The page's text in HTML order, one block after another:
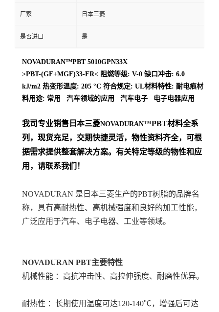
厂家 日本三菱
是否进口 是
NOVADURAN™PBT 5010GPN33X
>PBT-(GF+MGF)33-FR< 阻燃等级: V-0 缺口冲击: 6.0
kJ/m2 热变形温度: 205 °C 符合规定: UL材料特性: 耐电痕材
料用途: 常用 汽车领域的应用 汽车电子 电子电器应用
我司专业销售日本三菱NOVADURAN™PBT材料全系
列 ，现货充足，交期快捷灵活，物性资料齐全，可根
据需求提供整套解决方案。 有关特定等级的物性和应
用，请联系我们！
NOVADURAN 是日本三菱生产的PBT树脂的品牌名
称，具有高耐热性、高机械强度和良好的加工性能，
广泛应用于汽车、电子电器、工业等领域。
NOVADURAN PBT主要特性
机械性能 ：高抗冲击性、高拉伸强度、耐磨性优异。
耐热性 ：长期使用温度可达120-140℃，增强后可达